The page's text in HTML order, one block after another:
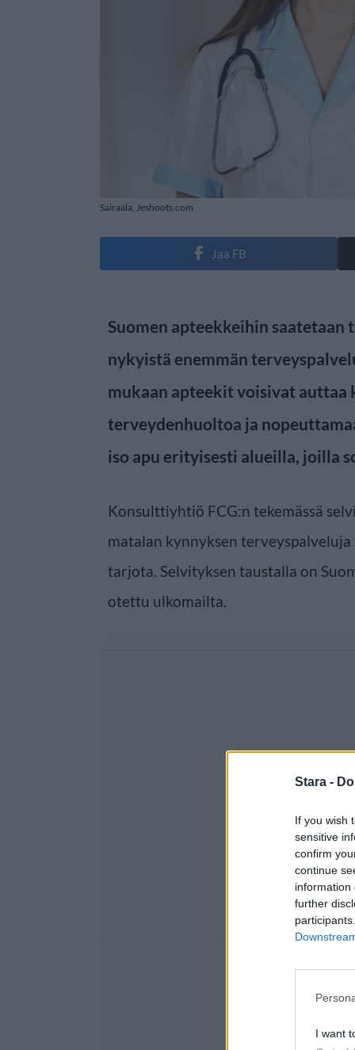
Stara -
If you wish
sensitive
confirm
continue
information
further
I want
Sairaala. Jeshoots.com
Jaa FB
Suomen apteekkeihin saatetaan
nykyistä enemmän
mukaan apteekit voisivat
terveydenhuoltoa ja
iso apu erityisesti alueilla, joilla
Konsulttiyhtiö FCG:n tekemässä
matalan kynnyksen
tarjota. Selvityksen taustalla on
otettu ulkomailta.